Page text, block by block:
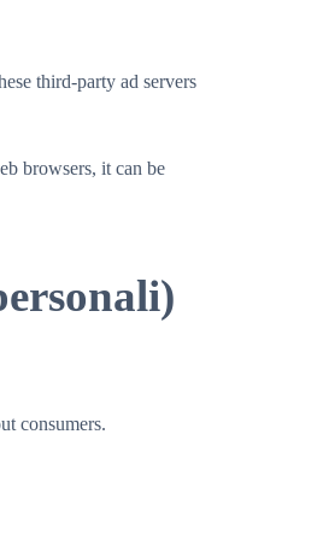
third-party ad servers
browsers, it can be
consumers.